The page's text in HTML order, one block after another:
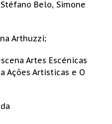
Belo, Simone
Arthuzzi;
Artes Escénicas
Ações Artísticas e O